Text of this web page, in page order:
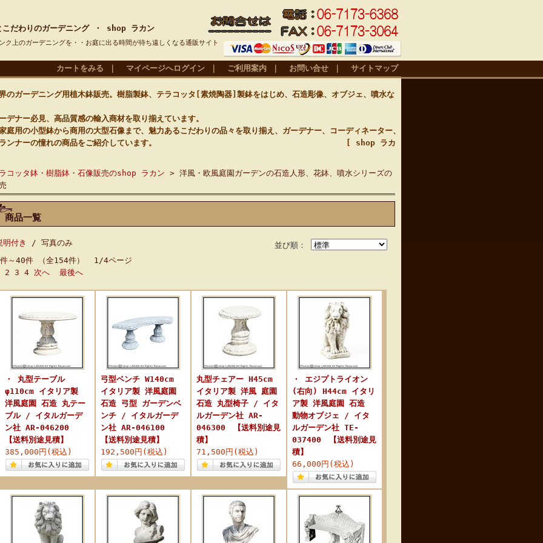
こだわりのガーデニング ・ shop ラカン
ク上のガーデニングを・・お庭に出る時間が待ち遠しくなる通販サイト
カートをみる マイページへログイン ご利用案内 お問い合せ サイトマップ
ガーデニング用植木鉢販売。樹脂製鉢、テラコッタ[素焼陶器]製鉢をはじめ、石造彫像、オブジェ、噴水な
ナー必見、高品質感の輸入商材を取り揃えています。
用の小型鉢から商用の大型石像まで、魅力あるこだわりの品々を取り揃え、ガーデナー、コーディネーター、
ンナーの憧れの商品をご紹介しています。 [ shop ラカ
コッタ鉢・樹脂鉢・石像販売のshop ラカン > 洋風・欧風庭園ガーデンの石造人形、花鉢、噴水シリーズの
商品一覧
並び順：
明付き
/ 写真のみ
～40件 （全154件） 1/4ページ
2 3 4 次へ 最後へ
・ 丸型テーブル
φ110cm イタリア製
洋風庭園 石造 丸テー
ブル / イタルガーデ
ン社 AR-046200
【送料別途見積】
385,000円(税込)
弓型ベンチ W140cm
イタリア製 洋風庭園
石造 弓型 ガーデンベ
ンチ / イタルガーデ
ン社 AR-046100
【送料別途見積】
192,500円(税込)
丸型チェアー H45cm
イタリア製 洋風 庭園
石造 丸型椅子 / イタ
ルガーデン社 AR-
046300 【送料別途見
積】
71,500円(税込)
・ エジプトライオン
(右向) H44cm イタリ
ア製 洋風庭園 石造
動物オブジェ / イタ
ルガーデン社 TE-
037400 【送料別途見
積】
66,000円(税込)